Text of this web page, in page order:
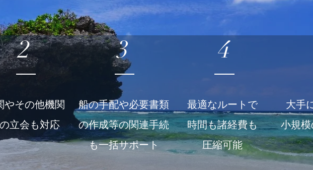
2
やその他機関
立会も対応
3
​船の手配や必要書類
の作成等の関連手続
も一括サポート
4
最適なルートで
時間も諸経費も
圧縮可能
大手
小規